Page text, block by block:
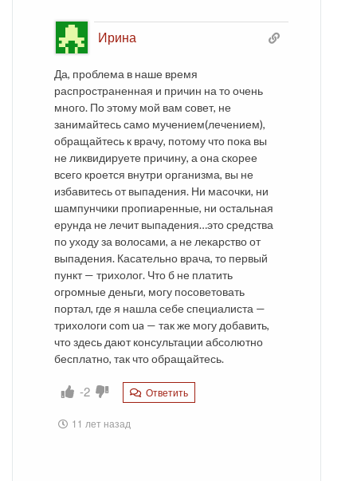
Ирина
Да, проблема в наше время
распространенная и причин на то очень
много. По этому мой вам совет, не
занимайтесь само мучением(лечением),
обращайтесь к врачу, потому что пока вы
не ликвидируете причину, а она скорее
всего кроется внутри организма, вы не
избавитесь от выпадения. Ни масочки, ни
шампунчики пропиаренные, ни остальная
ерунда не лечит выпадения…это средства
по уходу за волосами, а не лекарство от
выпадения. Касательно врача, то первый
пункт — трихолог. Что б не платить
огромные деньги, могу посоветовать
портал, где я нашла себе специалиста —
трихологи сom ua — так же могу добавить,
что здесь дают консультации абсолютно
бесплатно, так что обращайтесь.
-2 Ответить
11 лет назад